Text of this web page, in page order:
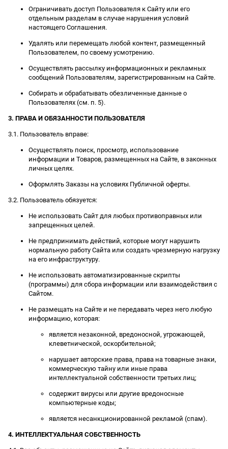
Ограничивать доступ Пользователя к Сайту или его
отдельным разделам в случае нарушения условий
настоящего Соглашения.
Удалять или перемещать любой контент, размещенный
Пользователем, по своему усмотрению.
Осуществлять рассылку информационных и рекламных
сообщений Пользователям, зарегистрированным на Сайте.
Собирать и обрабатывать обезличенные данные о
Пользователях (см. п. 5).
3. ПРАВА И ОБЯЗАННОСТИ ПОЛЬЗОВАТЕЛЯ
3.1. Пользователь вправе:
Осуществлять поиск, просмотр, использование
информации и Товаров, размещенных на Сайте, в законных
личных целях.
Оформлять Заказы на условиях Публичной оферты.
3.2. Пользователь обязуется:
Не использовать Сайт для любых противоправных или
запрещенных целей.
Не предпринимать действий, которые могут нарушить
нормальную работу Сайта или создать чрезмерную нагрузку
на его инфраструктуру.
Не использовать автоматизированные скрипты
(программы) для сбора информации или взаимодействия с
Сайтом.
Не размещать на Сайте и не передавать через него любую
информацию, которая:
является незаконной, вредоносной, угрожающей,
клеветнической, оскорбительной;
нарушает авторские права, права на товарные знаки,
коммерческую тайну или иные права
интеллектуальной собственности третьих лиц;
содержит вирусы или другие вредоносные
компьютерные коды;
является несанкционированной рекламой (спам).
4. ИНТЕЛЛЕКТУАЛЬНАЯ СОБСТВЕННОСТЬ